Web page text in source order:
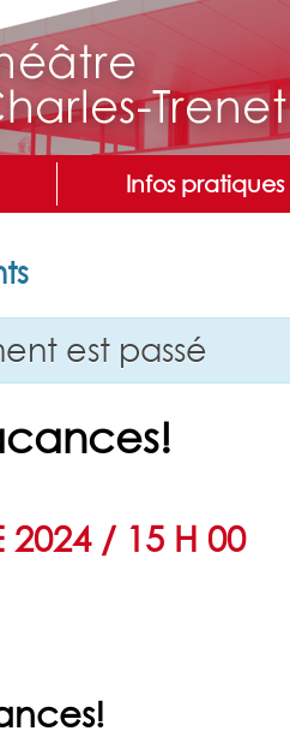
Infos pratiques
est passé
2024 / 15 H 00